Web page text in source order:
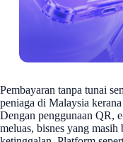
Pembayaran tanpa tunai
peniaga di Malaysia
Dengan penggunaan QR,
meluas, bisnes yang